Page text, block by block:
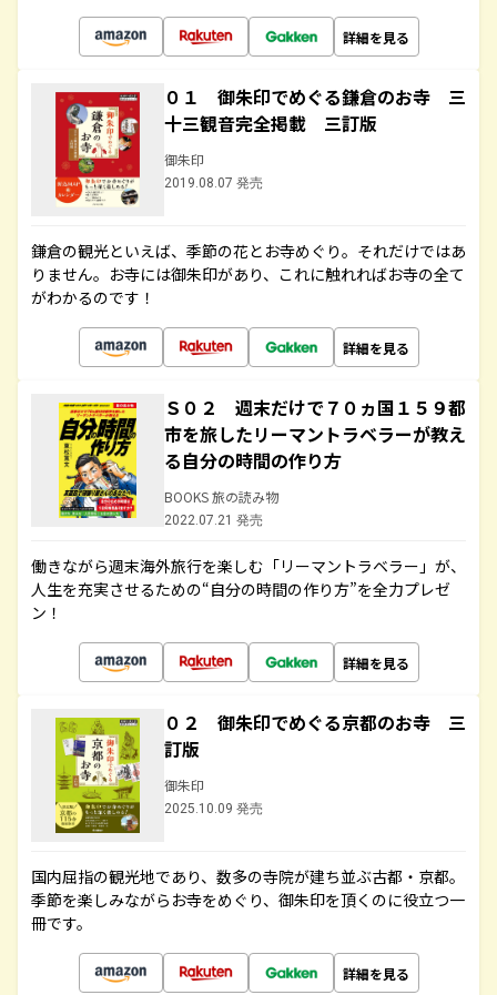
詳細を見る
０１ 御朱印でめぐる鎌倉のお寺 三
十三観音完全掲載 三訂版
御朱印
2019.08.07 発売
鎌倉の観光といえば、季節の花とお寺めぐり。それだけではあ
りません。お寺には御朱印があり、これに触れればお寺の全て
がわかるのです！
詳細を見る
Ｓ０２ 週末だけで７０ヵ国１５９都
市を旅したリーマントラベラーが教え
る自分の時間の作り方
BOOKS 旅の読み物
2022.07.21 発売
働きながら週末海外旅行を楽しむ「リーマントラベラー」が、
人生を充実させるための“自分の時間の作り方”を全力プレゼ
ン！
詳細を見る
０２ 御朱印でめぐる京都のお寺 三
訂版
御朱印
2025.10.09 発売
国内屈指の観光地であり、数多の寺院が建ち並ぶ古都・京都。
季節を楽しみながらお寺をめぐり、御朱印を頂くのに役立つ一
冊です。
詳細を見る